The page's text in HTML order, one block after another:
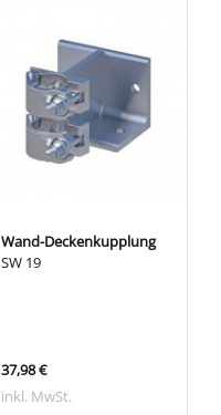
Wand-Deckenkupplung
SW 19
37,98 €
inkl. MwSt.